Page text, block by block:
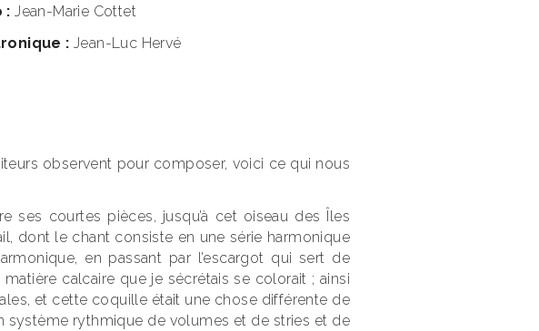
:Jean-Marie Cottet
: Jean-Luc Hervé
observent pour composer, voici ce qui nous
ses courtes pièces, jusqu’à cet oiseau des Îles
dont le chant consiste en une série harmonique
en passant par l’escargot qui sert de
calcaire que je sécrétais se colorait ; ainsi
et cette coquille était une chose différente de
système rythmique de volumes et de stries et de